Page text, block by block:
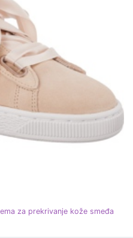
za prekrivanje kože smeđa